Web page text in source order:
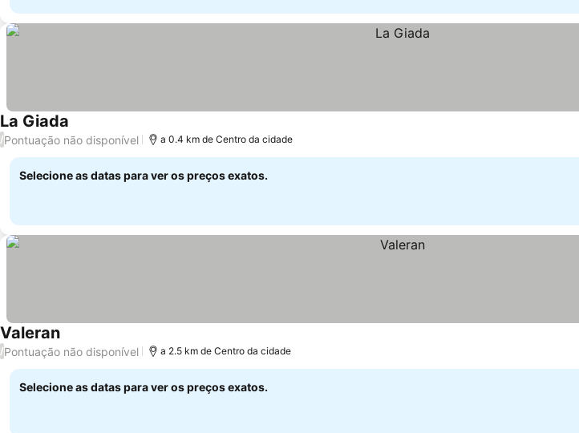
La Giada
/Pontuação não disponível a 0.4 km de Centro da cidade
Selecione as datas para ver os preços exatos.
Valeran
/Pontuação não disponível a 2.5 km de Centro da cidade
Selecione as datas para ver os preços exatos.